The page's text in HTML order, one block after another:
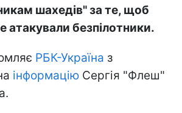
шахедів" за те, щоб
атакували безпілотники.
РБК-Україна з
інформацію Сергія "Флеш"